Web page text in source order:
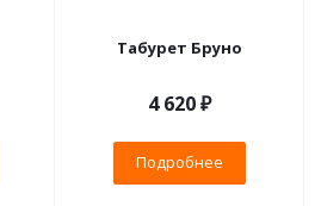
Табурет Бруно
4 620 ₽
Подробнее